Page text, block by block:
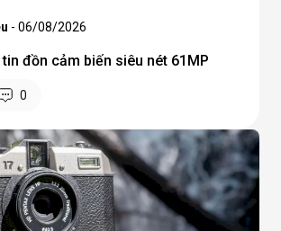
- 06/08/2026
tin đồn cảm biến siêu nét 61MP
0